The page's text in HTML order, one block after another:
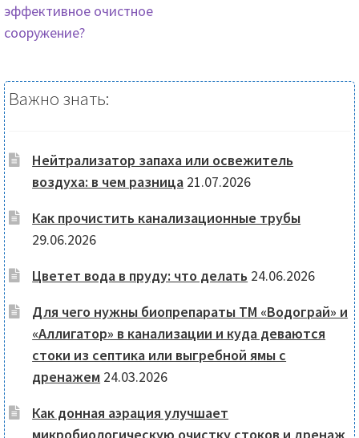
эффективное очистное
сооружение?
Важно знать:
Нейтрализатор запаха или освежитель
воздуха: в чем разница 21.07.2026
Как прочистить канализационные трубы
29.06.2026
Цветет вода в пруду: что делать 24.06.2026
Для чего нужны биопрепараты ТМ «Водограй» и
«Аллигатор» в канализации и куда деваются
стоки из септика или выгребной ямы с
дренажем 24.03.2026
Как донная аэрация улучшает
микробиологическую очистку стоков и дренаж